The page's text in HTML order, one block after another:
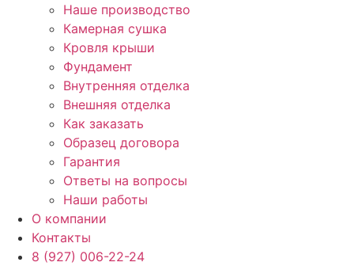
Наше производство
Камерная сушка
Кровля крыши
Фундамент
Внутренняя отделка
Внешняя отделка
Как заказать
Образец договора
Гарантия
Ответы на вопросы
Наши работы
О компании
Контакты
8 (927) 006-22-24